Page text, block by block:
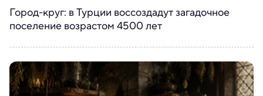
Город-круг: в Турции воссоздадут загадочное
поселение возрастом 4500 лет